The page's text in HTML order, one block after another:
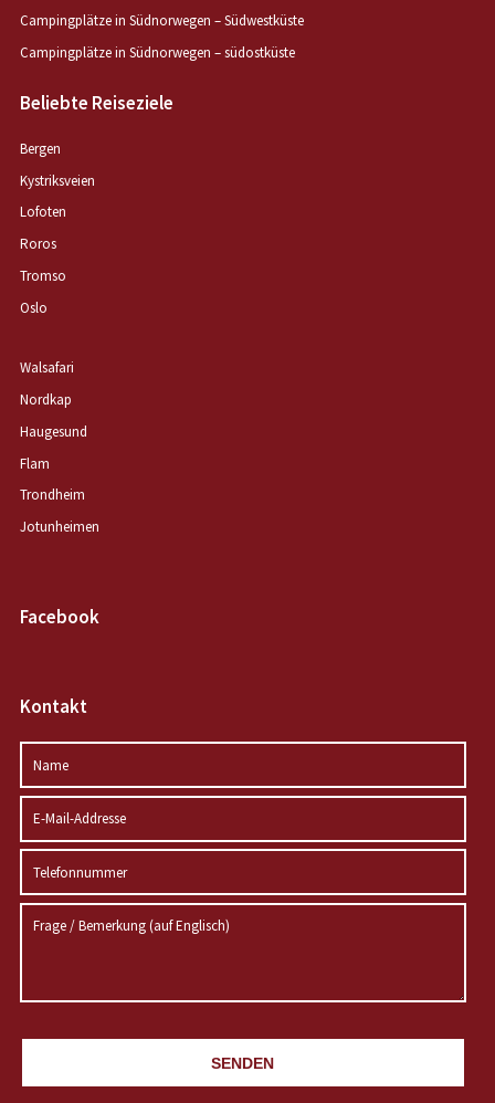
Campingplätze in Südnorwegen – Südwestküste
Campingplätze in Südnorwegen – südostküste
Beliebte Reiseziele
Bergen
Kystriksveien
Lofoten
Roros
Tromso
Oslo
Walsafari
Nordkap
Haugesund
Flam
Trondheim
Jotunheimen
Facebook
Kontakt
SENDEN